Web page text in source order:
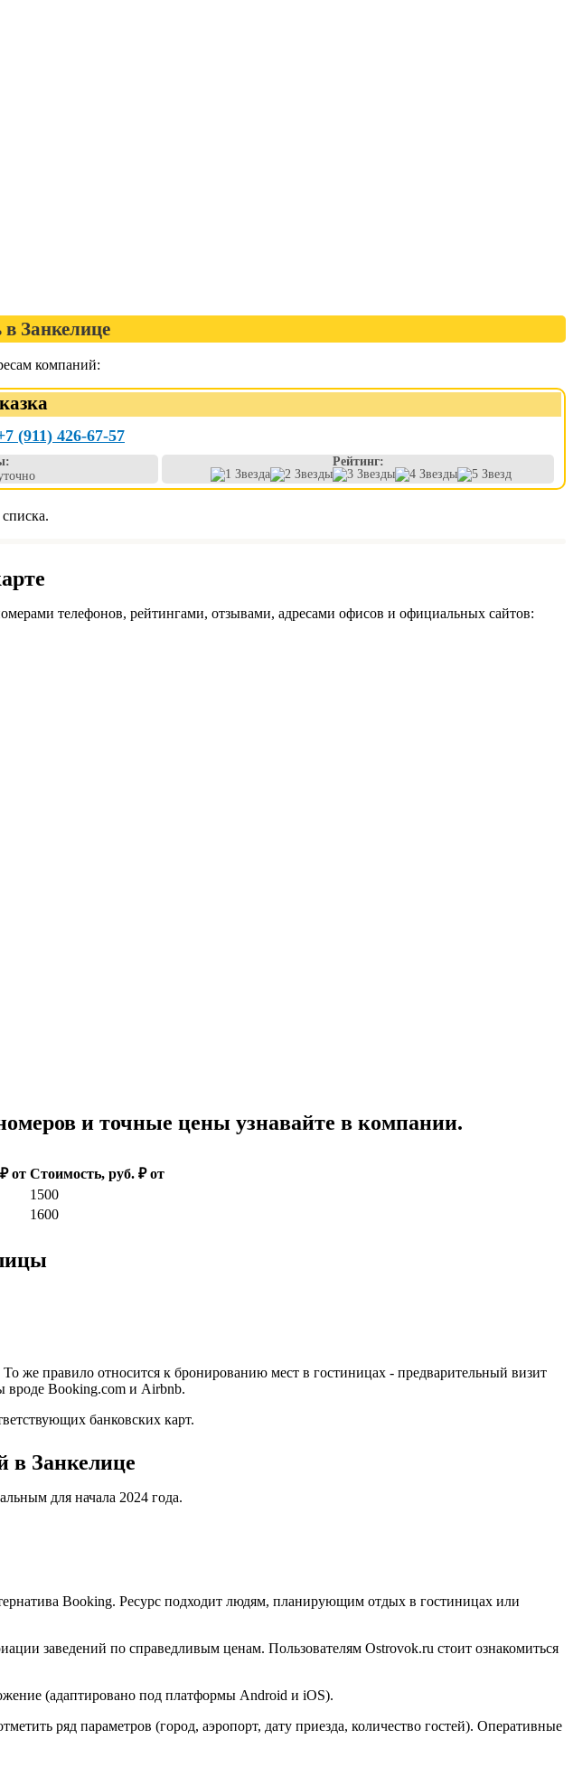
Занкелице
компаний:
(911) 426-67-57
Рейтинг:
телефонов, рейтингами, отзывами, адресами офисов и официальных сайтов:
и точные цены узнавайте в компании.
от Стоимость, руб. ₽ от
1500
1600
же правило относится к бронированию мест в гостиницах - предварительный визит
вроде Booking.com и Airbnb.
банковских карт.
в Занкелице
для начала 2024 года.
Booking. Ресурс подходит людям, планирующим отдых в гостиницах или
заведений по справедливым ценам. Пользователям Ostrovok.ru стоит ознакомиться
(адаптировано под платформы Android и iOS).
ряд параметров (город, аэропорт, дату приезда, количество гостей). Оперативные